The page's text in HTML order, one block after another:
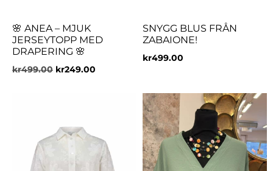
🌸 ANEA – MJUK
JERSEYTOPP MED
DRAPERING 🌸
kr499.00 kr249.00
SNYGG BLUS FRÅN
ZABAIONE!
kr499.00